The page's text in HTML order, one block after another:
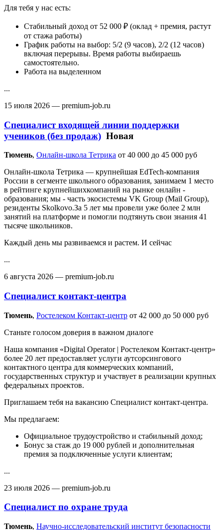
Для тебя у нас есть:
Стабильный доход от 52 000 ₽ (оклад + премия, растут
от стажа работы)
График работы на выбор: 5/2 (9 часов), 2/2 (12 часов)
включая перерывы. Время работы выбираешь
самостоятельно.
Работа на выделенном
...
15 июля 2026 — premium-job.ru
Специалист входящей линии поддержки
учеников (без продаж) Новая
Тюмень‎, Онлайн-школа Тетрика от 40 000 до 45 000 руб
Онлайн-школа Тетрика — крупнейшая EdTech-компания
России в сегменте школьного образования, занимаем 1 место
в рейтинге крупнейшихкомпаний на рынке онлайн -
образования; мы - часть экосистемы VK Group (Mail Group),
резиденты Skolkovo.За 5 лет мы провели уже более 2 млн
занятий на платформе и помогли подтянуть свои знания 41
тысяче школьников.
Каждый день мы развиваемся и растем. И сейчас
...
6 августа 2026 — premium-job.ru
Специалист контакт-центра
Тюмень‎, Ростелеком Контакт-центр от 42 000 до 50 000 руб
Станьте голосом доверия в важном диалоге
Наша компания «Digital Operator | Ростелеком Контакт-центр»
более 20 лет предоставляет услуги аутсорсингового
контактного центра для коммерческих компаний,
государственных структур и участвует в реализации крупных
федеральных проектов.
Приглашаем тебя на вакансию Специалист контакт-центра.
Мы предлагаем:
Официальное трудоустройство и стабильный доход;
Бонус за стаж до 19 000 рублей и дополнительная
премия за подключенные услуги клиентам;
...
23 июля 2026 — premium-job.ru
Специалист по охране труда
Тюмень‎, Научно-исследовательский институт безопасности